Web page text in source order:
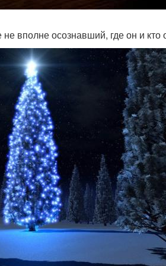
вполне осознавший, где он и кто